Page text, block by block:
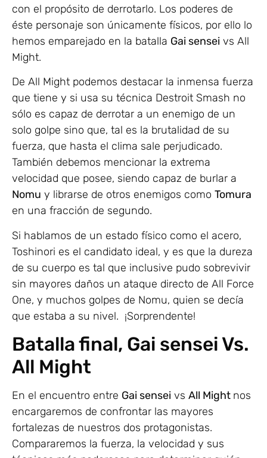
con el propósito de derrotarlo. Los poderes de
éste personaje son únicamente físicos, por ello lo
hemos emparejado en la batalla Gai sensei vs All
Might.
De All Might podemos destacar la inmensa fuerza
que tiene y si usa su técnica Destroit Smash no
sólo es capaz de derrotar a un enemigo de un
solo golpe sino que, tal es la brutalidad de su
fuerza, que hasta el clima sale perjudicado.
También debemos mencionar la extrema
velocidad que posee, siendo capaz de burlar a
Nomu y librarse de otros enemigos como Tomura
en una fracción de segundo.
Si hablamos de un estado físico como el acero,
Toshinori es el candidato ideal, y es que la dureza
de su cuerpo es tal que inclusive pudo sobrevivir
sin mayores daños un ataque directo de All Force
One, y muchos golpes de Nomu, quien se decía
que estaba a su nivel. ¡Sorprendente!
Batalla final, Gai sensei Vs.
All Might
En el encuentro entre Gai sensei vs All Might nos
encargaremos de confrontar las mayores
fortalezas de nuestros dos protagonistas.
Compararemos la fuerza, la velocidad y sus